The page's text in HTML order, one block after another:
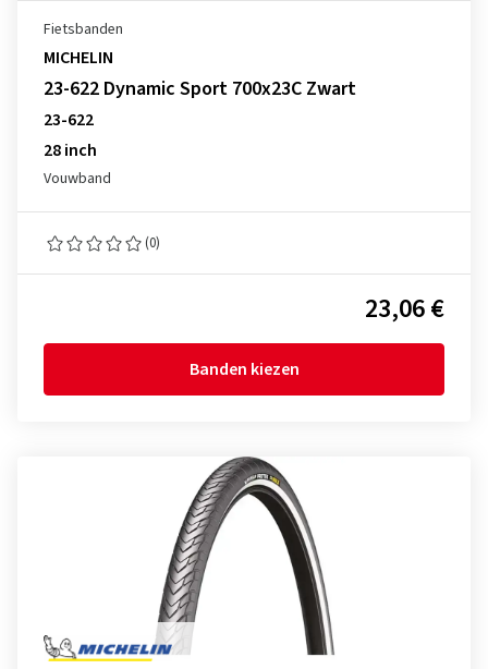
Fietsbanden
MICHELIN
23-622 Dynamic Sport 700x23C Zwart
23-622
28 inch
Vouwband
(0)
23,06 €
Banden kiezen